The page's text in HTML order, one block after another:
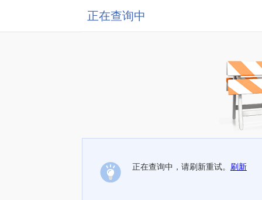
正在查询中
正在查询中，请刷新重试。 刷新